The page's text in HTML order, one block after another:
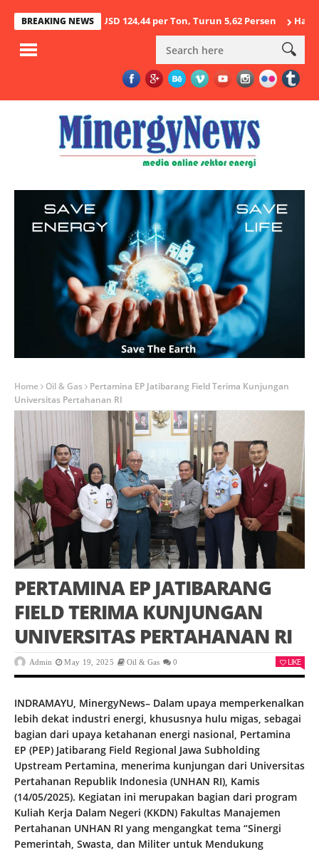
BREAKING NEWS
2026 USD 124,44 per Ton, Turun 5,62 Persen Hasil
Home Oil & Gas
Pertamina EP Jatibarang Field Terima Kunjungan
Universitas Pertahanan RI
PERTAMINA EP JATIBARANG
FIELD TERIMA KUNJUNGAN
UNIVERSITAS PERTAHANAN RI
Admin May 19, 2025 Oil & Gas 0 LIKE
INDRAMAYU, MinergyNews– Dalam upaya memperkenalkan
lebih dekat industri energi, khususnya hulu migas, sebagai
bagian dari upaya ketahanan energi nasional, Pertamina
EP (PEP) Jatibarang Field Regional Jawa Subholding
Upstream Pertamina, menerima kunjungan dari Universitas
Pertahanan Republik Indonesia (UNHAN RI), Kamis
(14/05/2025). Kegiatan ini merupakan bagian dari program
Kuliah Kerja Dalam Negeri (KKDN) Fakultas Manajemen
Pertahanan UNHAN RI yang mengangkat tema “Sinergi
Pemerintah, Swasta, dan Militer untuk Mendukung